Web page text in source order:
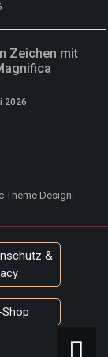
Zeichen mit
2026
Theme Design:
&